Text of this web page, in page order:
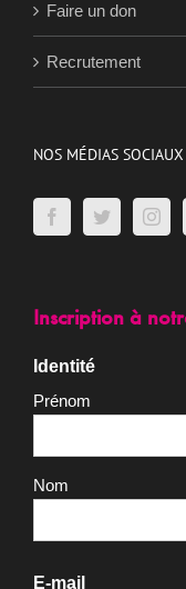
Faire un don
Recrutement
NOS MÉDIAS SOCIAUX
Inscription à
Identité
Prénom
Nom
E-mail